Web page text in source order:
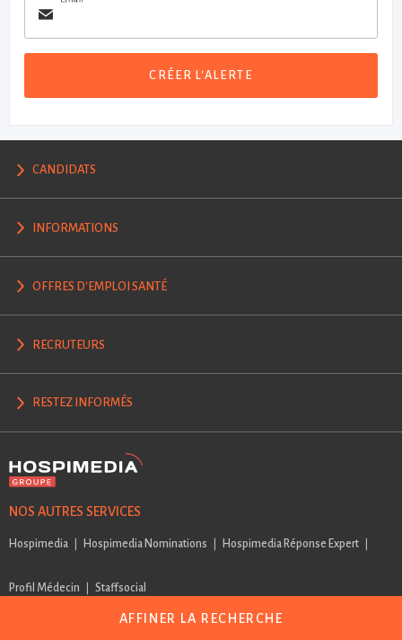
AFFINER LA RECHERCHE
CRÉER L'ALERTE
CANDIDATS
INFORMATIONS
OFFRES D'EMPLOI SANTÉ
RECRUTEURS
RESTEZ INFORMÉS
NOS AUTRES SERVICES
Hospimedia Hospimedia Nominations Hospimedia Réponse Expert
Profil Médecin Staffsocial